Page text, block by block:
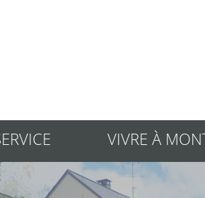
VIVRE À